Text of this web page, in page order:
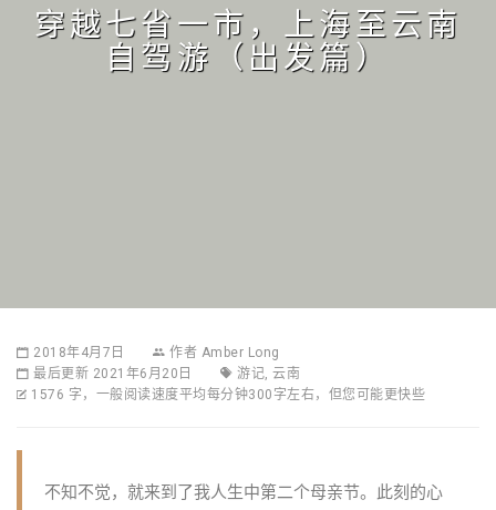
穿越七省一市，上海至云南
自驾游（出发篇）
2018年4月7日 作者 Amber Long
最后更新 2021年6月20日
游记, 云南
1576 字，一般阅读速度平均每分钟300字左右，但您可能更快些
不知不觉，就来到了我人生中第二个母亲节。此刻的心